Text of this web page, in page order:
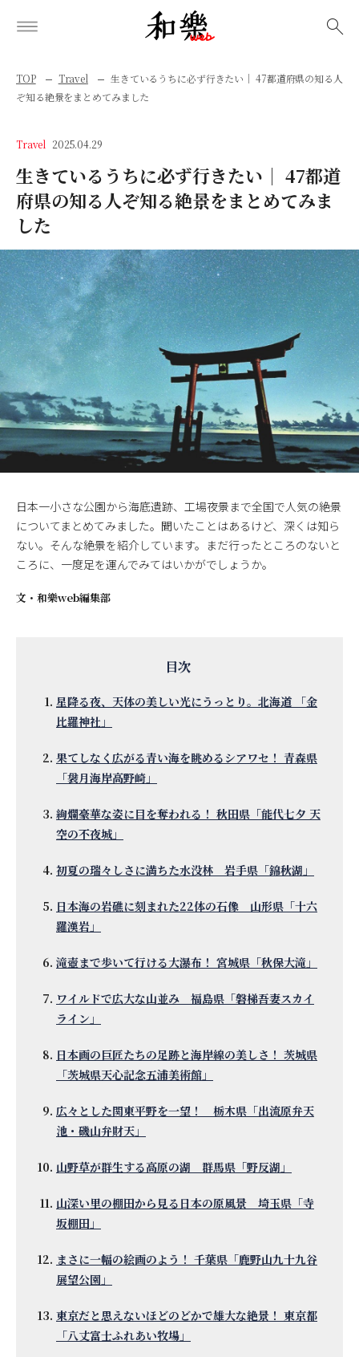
TOP Travel
生きているうちに必ず行きたい｜ 47都道府県の知る人
ぞ知る絶景をまとめてみました
Travel 2025.04.29
生きているうちに必ず行きたい｜ 47都道
府県の知る人ぞ知る絶景をまとめてみま
した
日本一小さな公園から海底遺跡、工場夜景まで全国で人気の絶景
についてまとめてみました。聞いたことはあるけど、深くは知ら
ない。そんな絶景を紹介しています。まだ行ったところのないと
ころに、一度足を運んでみてはいかがでしょうか。
文・ 和樂web編集部
星降る夜、天体の美しい光にうっとり。北海道 「金
比羅神社」
果てしなく広がる青い海を眺めるシアワセ！ 青森県
「袰月海岸高野崎」
絢爛豪華な姿に目を奪われる！ 秋田県「能代七夕 天
空の不夜城」
初夏の瑞々しさに満ちた水没林 岩手県「錦秋湖」
日本海の岩礁に刻まれた22体の石像 山形県「十六
羅漢岩」
滝壺まで歩いて行ける大瀑布！ 宮城県「秋保大滝」
ワイルドで広大な山並み 福島県「磐梯吾妻スカイ
ライン」
日本画の巨匠たちの足跡と海岸線の美しさ！ 茨城県
「茨城県天心記念五浦美術館」
広々とした関東平野を一望！ 栃木県「出流原弁天
池・磯山弁財天」
山野草が群生する高原の湖 群馬県「野反湖」
山深い里の棚田から見る日本の原風景 埼玉県「寺
坂棚田」
まさに一幅の絵画のよう！ 千葉県「鹿野山九十九谷
展望公園」
東京だと思えないほどのどかで雄大な絶景！ 東京都
「八丈富士ふれあい牧場」